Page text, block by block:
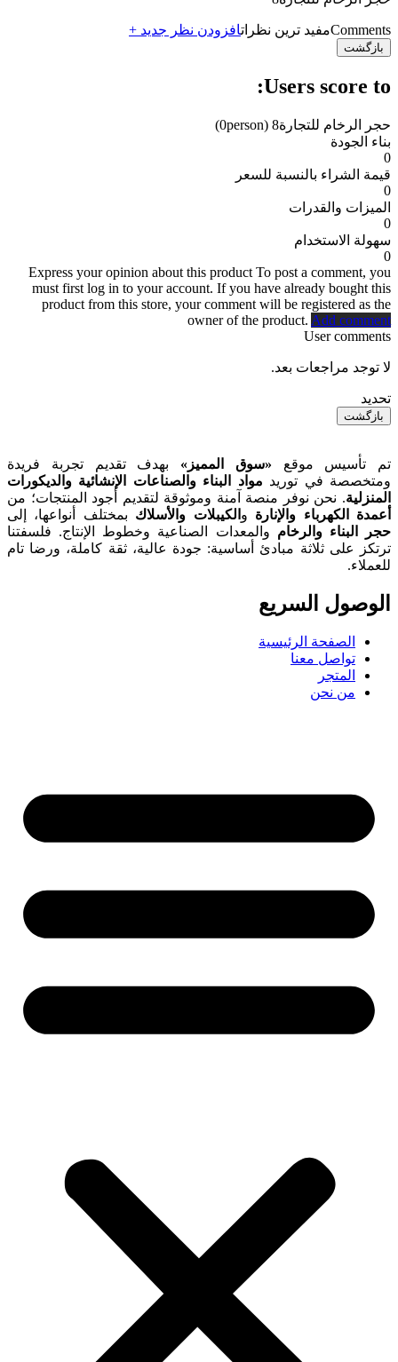
Commentsمفید ترین نظراتافزودن نظر جدید +
بازگشت
Users score to:
حجر الرخام للتجارة8
(0person)
بناء الجودة
0
قيمة الشراء بالنسبة للسعر
0
الميزات والقدرات
0
سهولة الاستخدام
0
Express your opinion about this product To post a comment, you
must first log in to your account. If you have already bought this
product from this store, your comment will be registered as the
owner of the product. Add comment
User comments
لا توجد مراجعات بعد.
تحديد
بازگشت
تم تأسيس موقع «سوق المميز» بهدف تقديم تجربة فريدة
ومتخصصة في توريد مواد البناء والصناعات الإنشائية والديكورات
المنزلية. نحن نوفر منصة آمنة وموثوقة لتقديم أجود المنتجات؛ من
أعمدة الكهرباء والإنارة و الكيبلات والأسلاك بمختلف أنواعها، إلى
حجر البناء والرخام والمعدات الصناعية وخطوط الإنتاج. فلسفتنا
ترتكز على ثلاثة مبادئ أساسية: جودة عالية، ثقة كاملة، ورضا تام
للعملاء.
الوصول السریع
الصفحة الرئيسية
تواصل معنا
المتجر
من نحن